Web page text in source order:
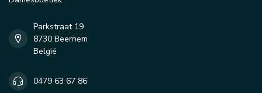
Parkstraat 19
8730 Beernem
België
0479 63 67 86